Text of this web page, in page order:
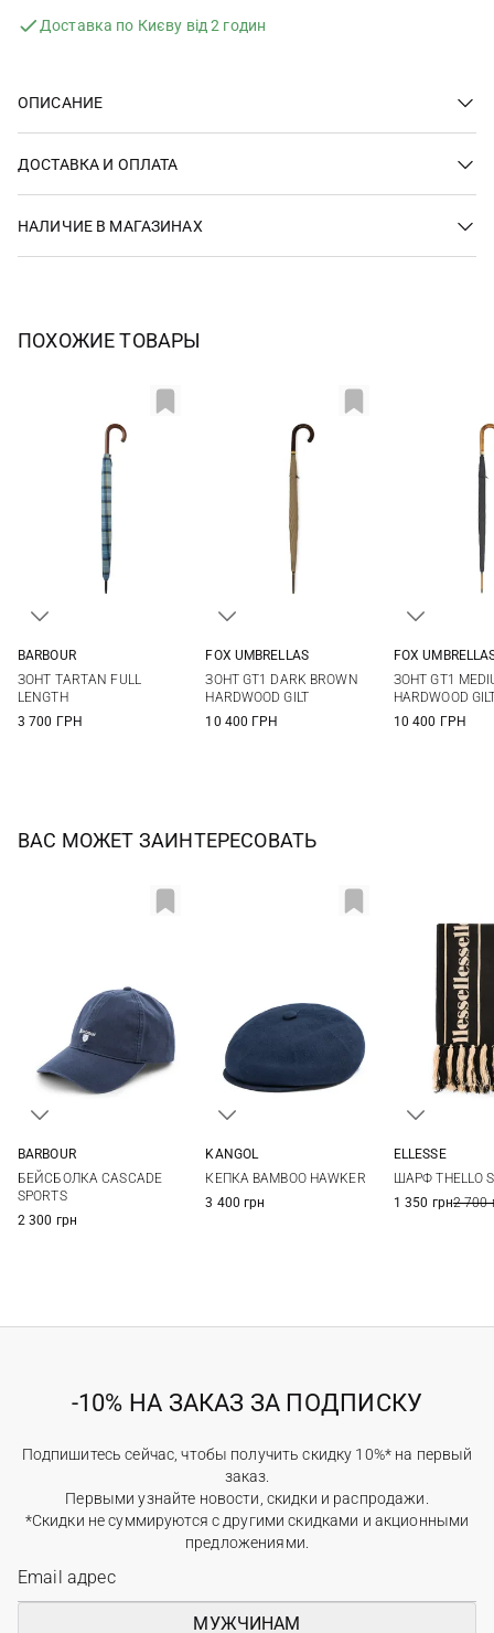
Доставка по Києву від 2 годин
ОПИСАНИЕ
ДОСТАВКА И ОПЛАТА
НАЛИЧИЕ В МАГАЗИНАХ
ПОХОЖИЕ ТОВАРЫ
BARBOUR
ЗОНТ TARTAN FULL
LENGTH
3 700 ГРН
FOX UMBRELLAS
ЗОНТ GT1 DARK BROWN
HARDWOOD GILT
10 400 ГРН
FOX
ЗОНТ GT1
HARDWOOD
10 400 ГРН
ВАС МОЖЕТ ЗАИНТЕРЕСОВАТЬ
BARBOUR
БЕЙСБОЛКА CASCADE
SPORTS
2 300 грн
KANGOL
КЕПКА BAMBOO HAWKER
3 400 грн
ELLESSE
ШАРФ THELLO
1 350 грн2 700
-10% НА ЗАКАЗ ЗА ПОДПИСКУ
Подпишитесь сейчас, чтобы получить скидку 10%* на первый
заказ.
Первыми узнайте новости, скидки и распродажи.
*Скидки не суммируются с другими скидками и акционными
предложениями.
МУЖЧИНАМ